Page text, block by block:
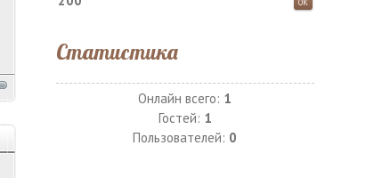
Статистика
Онлайн всего: 1
Гостей: 1
Пользователей: 0